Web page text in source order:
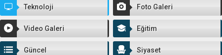
Teknoloji Foto Galeri
Video Galeri Eğitim
Güncel Siyaset